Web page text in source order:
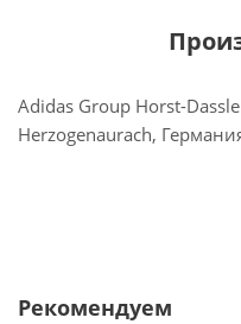
Adidas Group Horst-
Herzogenaurach,
Рекомендуем